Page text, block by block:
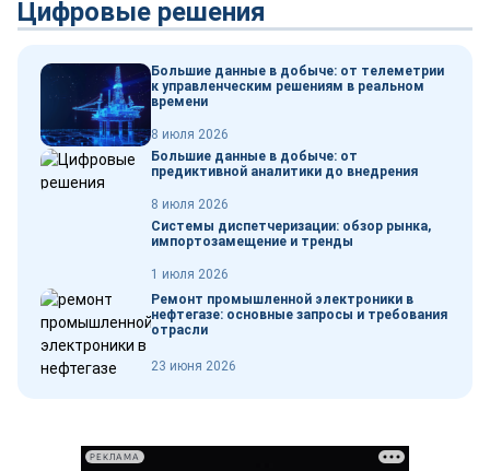
Цифровые решения
Большие данные в добыче: от телеметрии
к управленческим решениям в реальном
времени
8 июля 2026
Большие данные в добыче: от
предиктивной аналитики до внедрения
8 июля 2026
Системы диспетчеризации: обзор рынка,
импортозамещение и тренды
1 июля 2026
Ремонт промышленной электроники в
нефтегазе: основные запросы и требования
отрасли
23 июня 2026
РЕКЛАМА